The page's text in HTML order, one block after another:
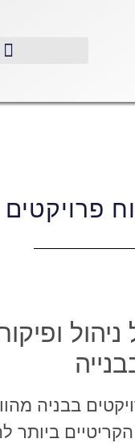
בבניה
ביותר